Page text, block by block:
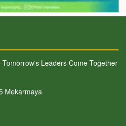
Tomorrow's Leaders Come Together
Mekarmaya